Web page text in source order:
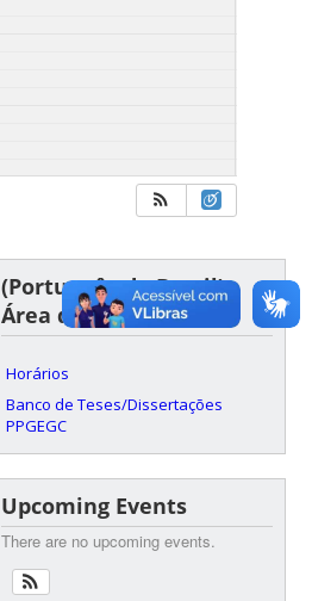
(Português do Brasil)
Área do Aluno
Horários
Banco de Teses/Dissertações
PPGEGC
Upcoming Events
There are no upcoming events.